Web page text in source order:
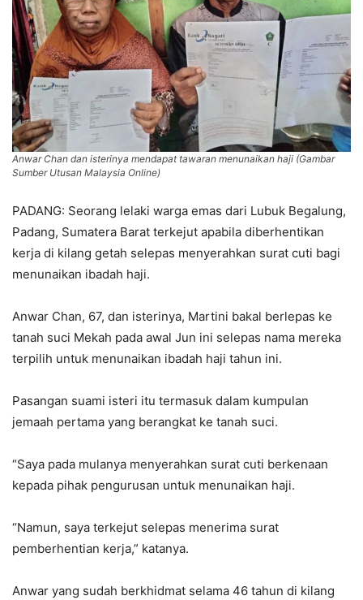
Anwar Chan dan isterinya mendapat tawaran menunaikan haji (Gambar
Sumber Utusan Malaysia Online)
PADANG: Seorang lelaki warga emas dari Lubuk Begalung,
Padang, Sumatera Barat terkejut apabila diberhentikan
kerja di kilang getah selepas menyerahkan surat cuti bagi
menunaikan ibadah haji.
Anwar Chan, 67, dan isterinya, Martini bakal berlepas ke
tanah suci Mekah pada awal Jun ini selepas nama mereka
terpilih untuk menunaikan ibadah haji tahun ini.
Pasangan suami isteri itu termasuk dalam kumpulan
jemaah pertama yang berangkat ke tanah suci.
“Saya pada mulanya menyerahkan surat cuti berkenaan
kepada pihak pengurusan untuk menunaikan haji.
“Namun, saya terkejut selepas menerima surat
pemberhentian kerja,” katanya.
Anwar yang sudah berkhidmat selama 46 tahun di kilang